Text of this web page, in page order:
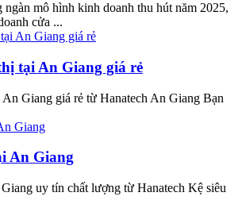
ngàn mô hình kinh doanh thu hút năm 2025,
cửa ...
tại An Giang giá rẻ
Giang giá rẻ từ Hanatech An Giang Bạn
An Giang
uy tín chất lượng từ Hanatech Kệ siêu